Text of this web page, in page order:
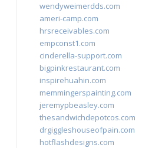
wendyweimerdds.com
ameri-camp.com
hrsreceivables.com
empconst1.com
cinderella-support.com
bigpinkrestaurant.com
inspirehuahin.com
memmingerspainting.com
jeremypbeasley.com
thesandwichdepotcos.com
drgiggleshouseofpain.com
hotflashdesigns.com